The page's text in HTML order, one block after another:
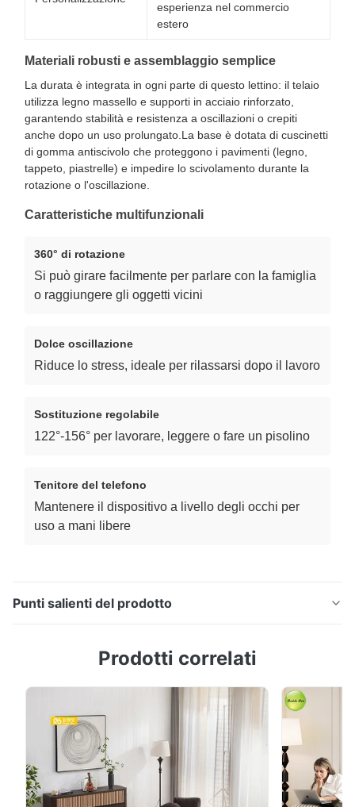
esperienza nel commercio
estero
Materiali robusti e assemblaggio semplice
La durata è integrata in ogni parte di questo lettino: il telaio
utilizza legno massello e supporti in acciaio rinforzato,
garantendo stabilità e resistenza a oscillazioni o crepiti
anche dopo un uso prolungato.La base è dotata di cuscinetti
di gomma antiscivolo che proteggono i pavimenti (legno,
tappeto, piastrelle) e impedire lo scivolamento durante la
rotazione o l'oscillazione.
Caratteristiche multifunzionali
360° di rotazione
Si può girare facilmente per parlare con la famiglia
o raggiungere gli oggetti vicini
Dolce oscillazione
Riduce lo stress, ideale per rilassarsi dopo il lavoro
Sostituzione regolabile
122°-156° per lavorare, leggere o fare un pisolino
Tenitore del telefono
Mantenere il dispositivo a livello degli occhi per
uso a mani libere
Punti salienti del prodotto
portatelefoni Sedile a sdraio elettrico in tessuto
elettrico a dondolo a dondolo è dotato di un tessuto
morbido di prima qualità che offre un lussuoso
comfortconsistenza amichevole per la ...
Prodotti correlati